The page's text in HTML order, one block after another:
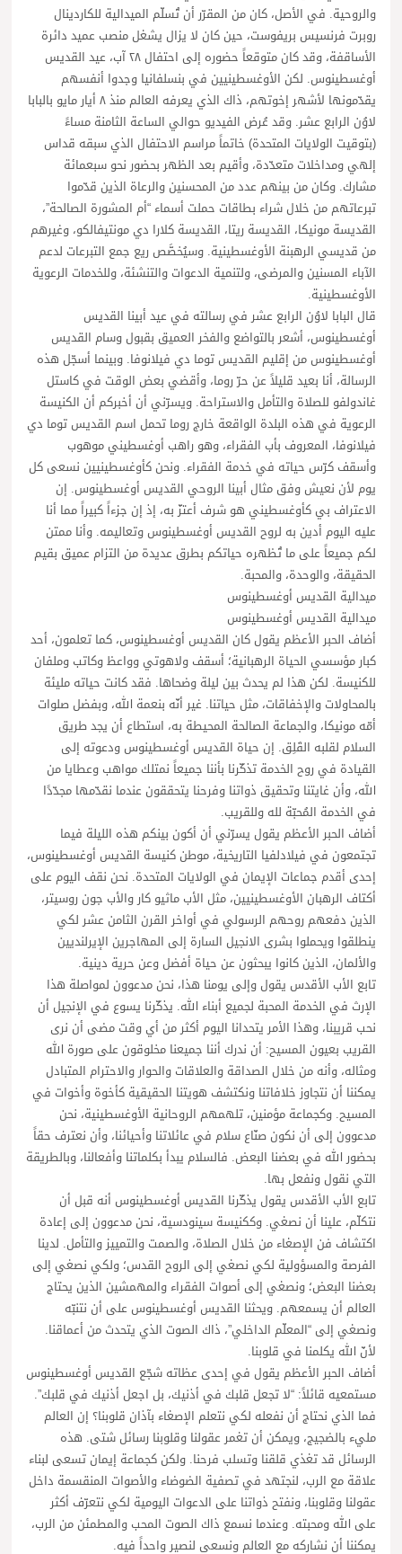
والروحية. في الأصل، كان من المقرّر أن تُسلّم الميدالية للكاردينال
روبرت فرنسيس بريفوست، حين كان لا يزال يشغل منصب عميد دائرة
الأساقفة، وقد كان متوقعاً حضوره إلى احتفال ٢٨ آب، عيد القديس
أوغسطينوس. لكن الأوغسطينيين في بنسلفانيا وجدوا أنفسهم
يقدّمونها لأشهر إخوتهم، ذاك الذي يعرفه العالم منذ ٨ أيار مايو بالبابا
لاوُن الرابع عشر. وقد عُرض الفيديو حوالي الساعة الثامنة مساءً
(بتوقيت الولايات المتحدة) خاتماً مراسم الاحتفال الذي سبقه قداس
إلهي ومداخلات متعدّدة، وأقيم بعد الظهر بحضور نحو سبعمائة
مشارك. وكان من بينهم عدد من المحسنين والرعاة الذين قدّموا
تبرعاتهم من خلال شراء بطاقات حملت أسماء “أم المشورة الصالحة”،
القديسة مونيكا، القديسة ريتا، القديسة كلارا دي مونتيفالكو، وغيرهم
من قديسي الرهبنة الأوغسطينية. وسيُخصَّص ريع جمع التبرعات لدعم
الآباء المسنين والمرضى، ولتنمية الدعوات والتنشئة، وللخدمات الرعوية
الأوغسطينية.
قال البابا لاوُن الرابع عشر في رسالته في عيد أبينا القديس
أوغسطينوس، أشعر بالتواضع والفخر العميق بقبول وسام القديس
أوغسطينوس من إقليم القديس توما دي فيلانوفا. وبينما أسجّل هذه
الرسالة، أنا بعيد قليلاً عن حرّ روما، وأقضي بعض الوقت في كاستل
غاندولفو للصلاة والتأمل والاستراحة. ويسرّني أن أخبركم أن الكنيسة
الرعوية في هذه البلدة الواقعة خارج روما تحمل اسم القديس توما دي
فيلانوفا، المعروف بأب الفقراء، وهو راهب أوغسطيني موهوب
وأسقف كرّس حياته في خدمة الفقراء. ونحن كأوغسطينيين نسعى كل
يوم لأن نعيش وفق مثال أبينا الروحي القديس أوغسطينوس. إن
الاعتراف بي كأوغسطيني هو شرف أعتزّ به، إذ إن جزءاً كبيراً مما أنا
عليه اليوم أدين به لروح القديس أوغسطينوس وتعاليمه. وأنا ممتن
لكم جميعاً على ما تُظهره حياتكم بطرق عديدة من التزام عميق بقيم
الحقيقة، والوحدة، والمحبة.
ميدالية القديس أوغسطينوس
ميدالية القديس أوغسطينوس
أضاف الحبر الأعظم يقول كان القديس أوغسطينوس، كما تعلمون، أحد
كبار مؤسسي الحياة الرهبانية؛ أسقف ولاهوتي وواعظ وكاتب وملفان
للكنيسة. لكن هذا لم يحدث بين ليلة وضحاها. فقد كانت حياته مليئة
بالمحاولات والإخفاقات، مثل حياتنا. غير أنّه بنعمة الله، وبفضل صلوات
أمّه مونيكا، والجماعة الصالحة المحيطة به، استطاع أن يجد طريق
السلام لقلبه القَلِق. إن حياة القديس أوغسطينوس ودعوته إلى
القيادة في روح الخدمة تذكّرنا بأننا جميعاً نمتلك مواهب وعطايا من
الله، وأن غايتنا وتحقيق ذواتنا وفرحنا يتحققون عندما نقدّمها مجدّدًا
في الخدمة المُحبّة لله وللقريب.
أضاف الحبر الأعظم يقول يسرّني أن أكون بينكم هذه الليلة فيما
تجتمعون في فيلادلفيا التاريخية، موطن كنيسة القديس أوغسطينوس،
إحدى أقدم جماعات الإيمان في الولايات المتحدة. نحن نقف اليوم على
أكتاف الرهبان الأوغسطينيين، مثل الأب ماثيو كار والأب جون روسيتر،
الذين دفعهم روحهم الرسولي في أواخر القرن الثامن عشر لكي
ينطلقوا ويحملوا بشرى الانجيل السارة إلى المهاجرين الإيرلنديين
والألمان، الذين كانوا يبحثون عن حياة أفضل وعن حرية دينية.
تابع الأب الأقدس يقول وإلى يومنا هذا، نحن مدعوون لمواصلة هذا
الإرث في الخدمة المحبة لجميع أبناء الله. يذكّرنا يسوع في الإنجيل أن
نحب قريبنا، وهذا الأمر يتحدانا اليوم أكثر من أي وقت مضى أن نرى
القريب بعيون المسيح: أن ندرك أننا جميعنا مخلوقون على صورة الله
ومثاله، وأنه من خلال الصداقة والعلاقات والحوار والاحترام المتبادل
يمكننا أن نتجاوز خلافاتنا ونكتشف هويتنا الحقيقية كأخوة وأخوات في
المسيح. وكجماعة مؤمنين، تلهمهم الروحانية الأوغسطينية، نحن
مدعوون إلى أن نكون صنّاع سلام في عائلاتنا وأحيائنا، وأن نعترف حقاً
بحضور الله في بعضنا البعض. فالسلام يبدأ بكلماتنا وأفعالنا، وبالطريقة
التي نقول ونفعل بها.
تابع الأب الأقدس يقول يذكّرنا القديس أوغسطينوس أنه قبل أن
نتكلّم، علينا أن نصغي. وككنيسة سينودسية، نحن مدعوون إلى إعادة
اكتشاف فن الإصغاء من خلال الصلاة، والصمت والتمييز والتأمل. لدينا
الفرصة والمسؤولية لكي نصغي إلى الروح القدس؛ ولكي نصغي إلى
بعضنا البعض؛ ونصغي إلى أصوات الفقراء والمهمشين الذين يحتاج
العالم أن يسمعهم. ويحثنا القديس أوغسطينوس على أن نتنبّه
ونصغي إلى “المعلّم الداخلي”، ذاك الصوت الذي يتحدث من أعماقنا.
لأنّ الله يكلمنا في قلوبنا.
أضاف الحبر الأعظم يقول في إحدى عظاته شجّع القديس أوغسطينوس
مستمعيه قائلاً: “لا تجعل قلبك في أذنيك، بل اجعل أذنيك في قلبك”.
فما الذي نحتاج أن نفعله لكي نتعلم الإصغاء بآذان قلوبنا؟ إن العالم
مليء بالضجيج، ويمكن أن تغمر عقولنا وقلوبنا رسائل شتى. هذه
الرسائل قد تغذي قلقنا وتسلب فرحنا. ولكن كجماعة إيمان تسعى لبناء
علاقة مع الرب، لنجتهد في تصفية الضوضاء والأصوات المنقسمة داخل
عقولنا وقلوبنا، ونفتح ذواتنا على الدعوات اليومية لكي نتعرّف أكثر
على الله ومحبته. وعندما نسمع ذاك الصوت المحب والمطمئن من الرب،
يمكننا أن نشاركه مع العالم ونسعى لنصير واحداً فيه.